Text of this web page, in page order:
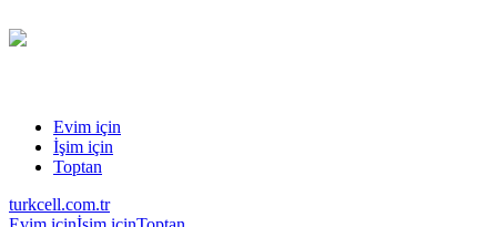
Evim için
İşim için
Toptan
turkcell.com.tr